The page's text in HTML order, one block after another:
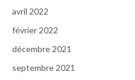
avril 2022
février 2022
décembre 2021
septembre 2021